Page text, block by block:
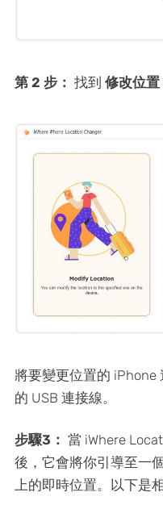
第 2 步： 找到 修改位置
將要變更位置的 iPhone
的 USB 連接線。
步驟3： 當 iWhere
後，它會將你引導至一
上的即時位置。以下是